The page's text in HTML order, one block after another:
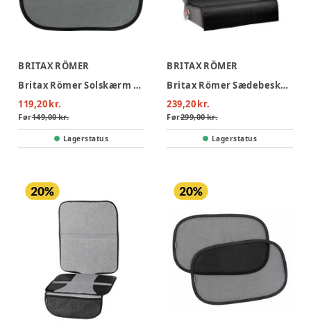
BRITAX RÖMER
Britax Römer Solskærm Selvklæbende 2-pak
119,20 kr.
Før149,00 kr.
Lagerstatus
BRITAX RÖMER
Britax Römer Sædebeskytter
239,20 kr.
Før299,00 kr.
Lagerstatus